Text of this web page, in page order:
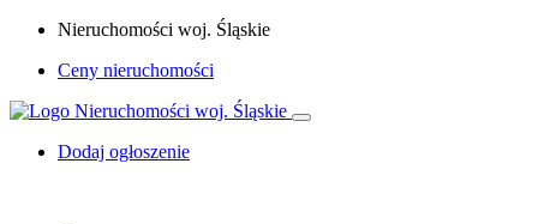
Nieruchomości woj. Śląskie
Ceny nieruchomości
Dodaj ogłoszenie